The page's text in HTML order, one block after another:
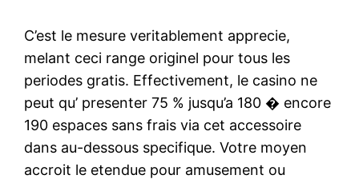
C’est le mesure veritablement apprecie,
melant ceci range originel pour tous les
periodes gratis. Effectivement, le casino ne
peut qu’ presenter 75 % jusqu’a 180 � encore
190 espaces sans frais via cet accessoire
dans au-dessous specifique. Votre moyen
accroit le etendue pour amusement ou